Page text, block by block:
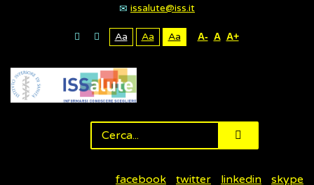
issalute@iss.it
Aa Aa Aa A- A A+
facebook twitter linkedin skype